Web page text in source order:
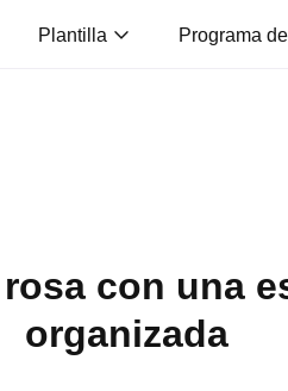
Plantilla Programa
con una
organizada